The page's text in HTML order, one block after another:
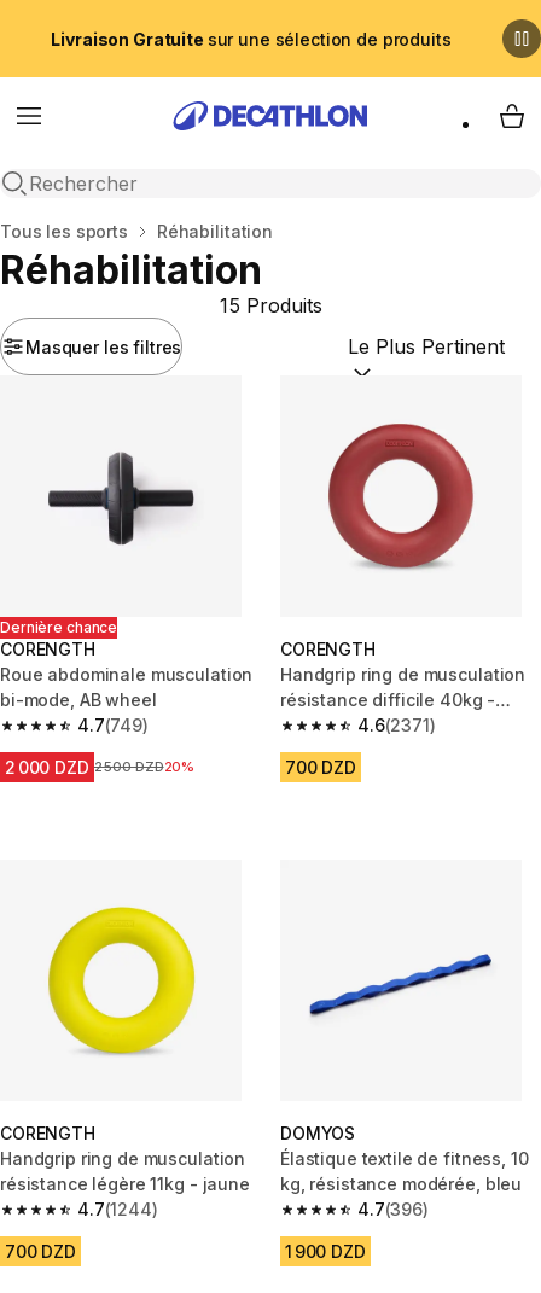
Livraison Gratuite sur une sélection de produits
Menu
Recherche ouverte
My
Accueil
Tous les sports Réhabilitation
Réhabilitation
Masquer les filtres
15 Produits
Trier par :(optional)
Dernière chance
CORENGTH
Roue abdominale musculation
bi-mode, AB wheel
4.7
4.7 out of 5 stars from 749 reviews
(749)
2 000 DZD Prix avant la réduction
2 500 DZD20%
CORENGTH
Handgrip ring de musculation
résistance difficile 40kg -
rouge
4.6
4.6 out of 5 stars from 2371
(2371)
700 DZD
CORENGTH
Handgrip ring de musculation
résistance légère 11kg - jaune
4.7
4.7 out of 5 stars from 1244 reviews
(1244)
700 DZD
DOMYOS
Élastique textile de fitness, 10
kg, résistance modérée, bleu
4.7
4.7 out of 5 stars from 396
(396)
1 900 DZD